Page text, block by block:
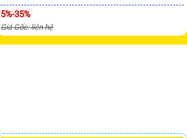
5%-35%
Giá Gốc: liên hệ